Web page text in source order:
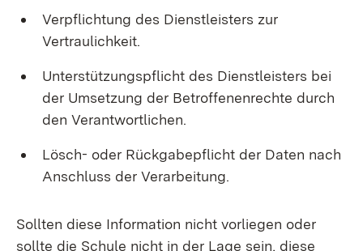
Verpflichtung des Dienstleisters zur
Vertraulichkeit.
Unterstützungspflicht des Dienstleisters bei
der Umsetzung der Betroffenenrechte durch
den Verantwortlichen.
Lösch- oder Rückgabepflicht der Daten nach
Anschluss der Verarbeitung.
Sollten diese Information nicht vorliegen oder
sollte die Schule nicht in der Lage sein, diese